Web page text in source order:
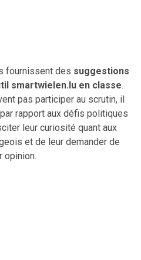
fournissent des suggestions
smartwielen.lu en classe.
pas participer au scrutin, il
rapport aux défis politiques
leur curiosité quant aux
et de leur demander de
opinion.